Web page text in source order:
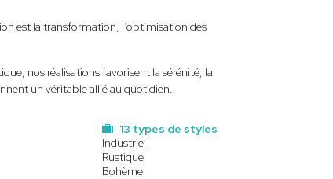
est la transformation, l’optimisation des
nos réalisations favorisent la sérénité, la
un véritable allié au quotidien.
13 types de styles
Industriel
Rustique
Bohème